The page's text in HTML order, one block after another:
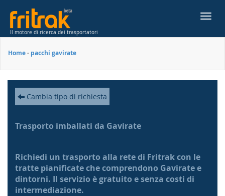
Il motore di ricerca dei trasportatori
Home- pacchi gavirate
Cambia tipo di richiesta
Trasporto imballati da Gavirate
Richiedi un trasporto alla rete di Fritrak con le
tratte pianificate che comprendono Gavirate e
dintorni. Il servizio è gratuito e senza costi di
intermediazione.